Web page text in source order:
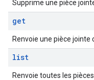
Supprime une pièce
get
Renvoie une pièce
list
Renvoie toutes les